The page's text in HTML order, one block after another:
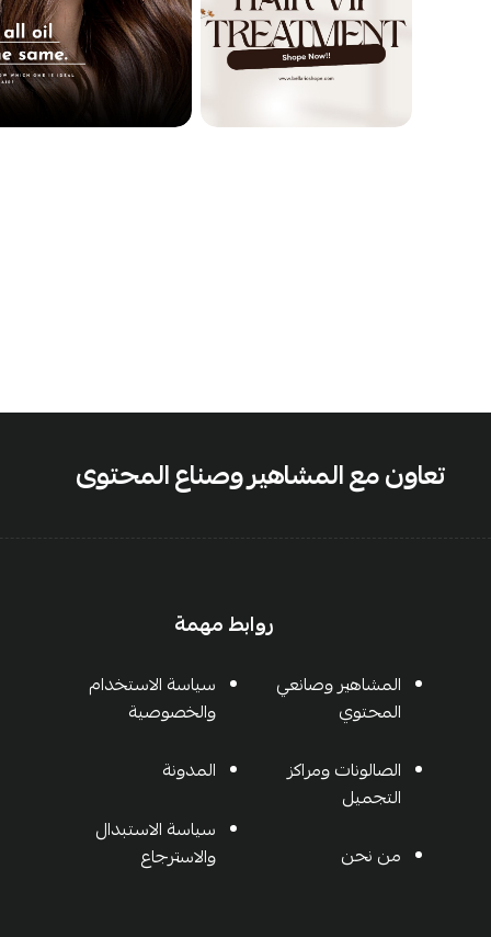
تعاون مع المشاهير وصناع المحتوى
روابط مهمة
المشاهير وصانعي
المحتوي
الصالونات ومراكز
التجميل
من نحن
سياسة الاستخدام
والخصوصية
المدونة
سياسة الاستبدال
والاسترجاع